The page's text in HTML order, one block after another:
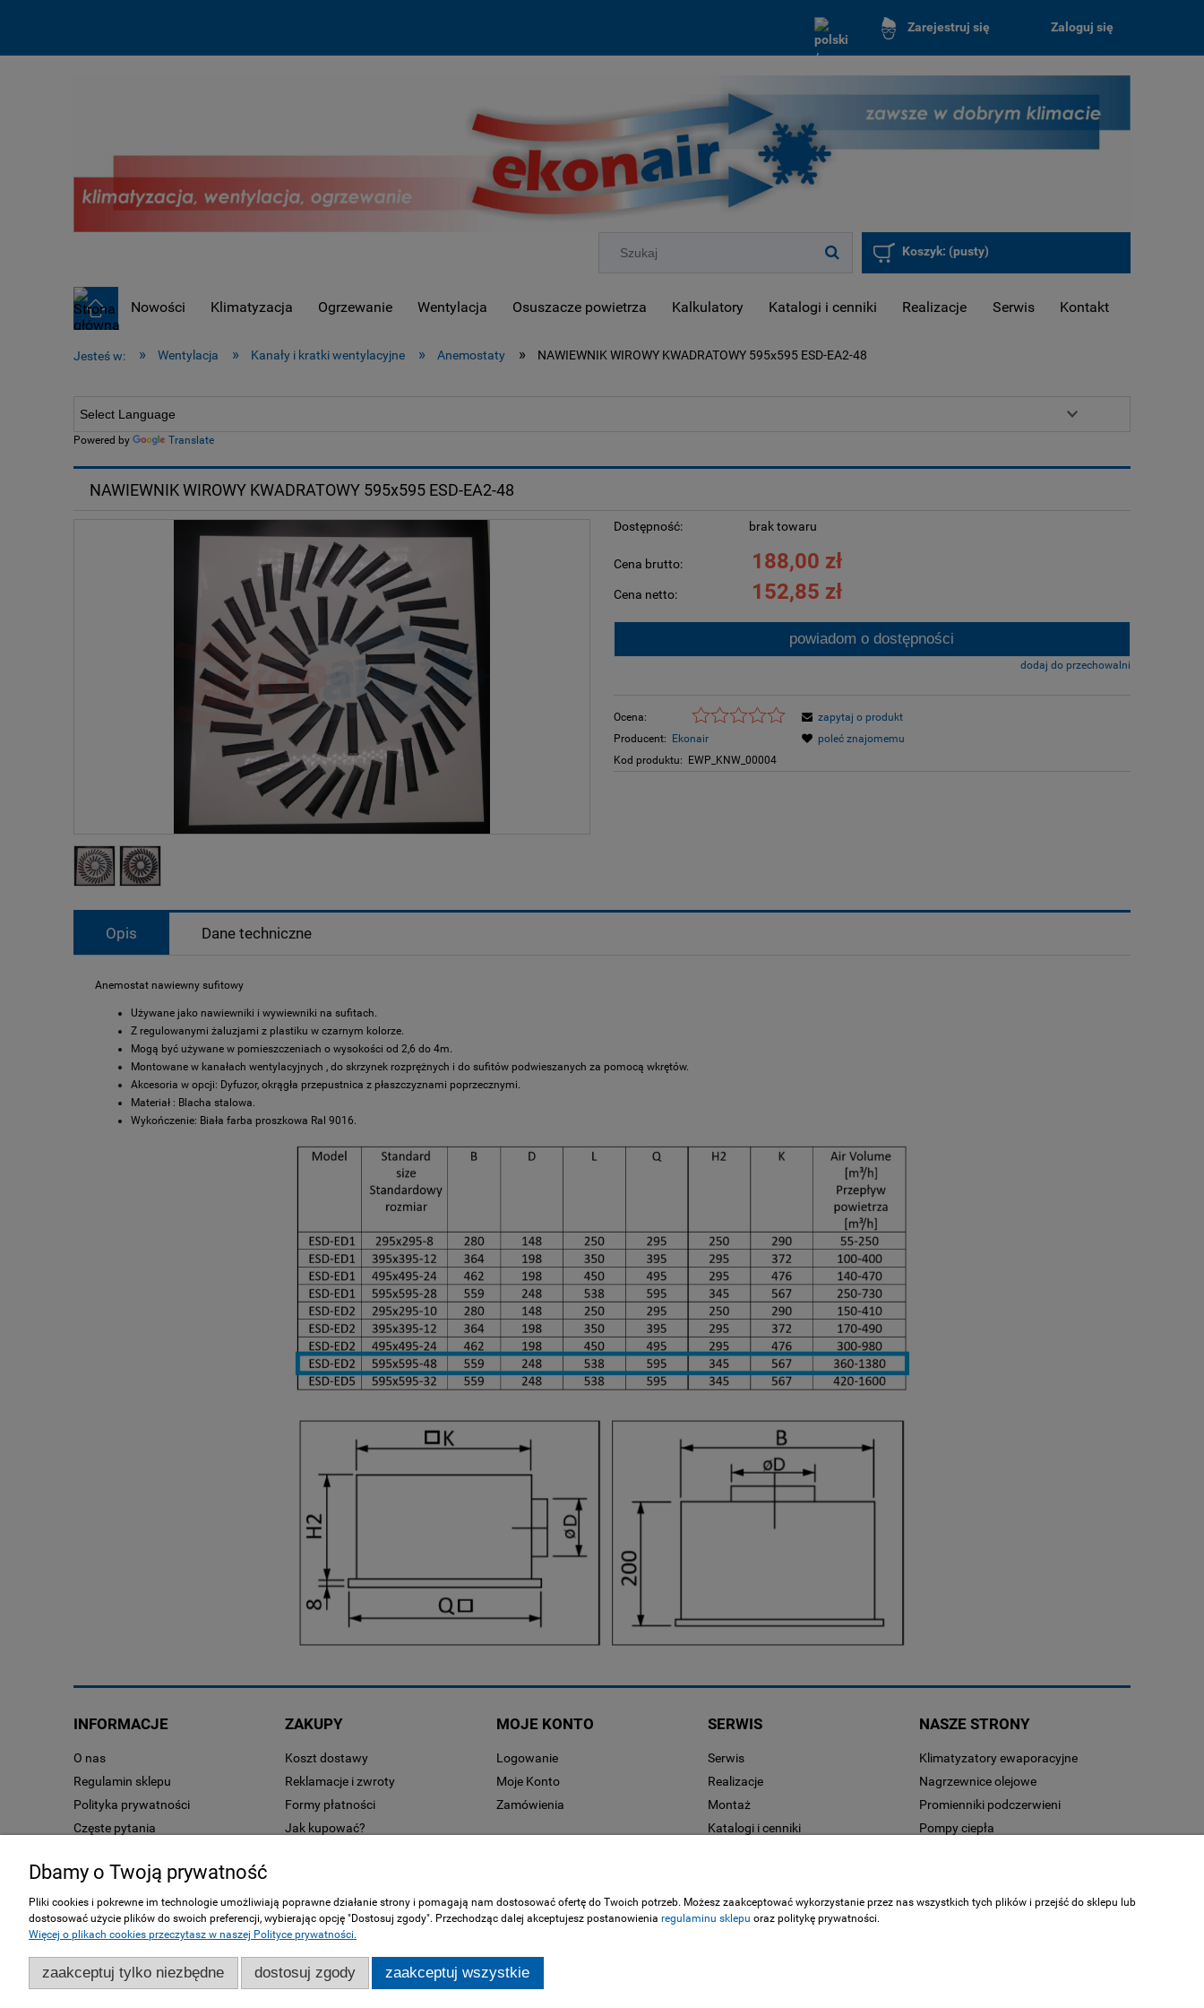
Zarejestruj się Zaloguj się
Koszyk: (pusty)
Nowości Klimatyzacja Ogrzewanie Wentylacja Osuszacze powietrza Kalkulatory Katalogi i cenniki Realizacje Serwis Kontakt
OUTLET !
Jesteś w: » Wentylacja » Kanały i kratki wentylacyjne » Anemostaty » NAWIEWNIK WIROWY KWADRATOWY 595x595 ESD-EA2-48
Powered by Translate
NAWIEWNIK WIROWY KWADRATOWY 595x595 ESD-EA2-48
Dostępność: brak towaru
Cena brutto: 188,00 zł
Cena netto: 152,85 zł
powiadom o dostępności
dodaj do przechowalni
Ocena:
Producent: Ekonair
Kod produktu: EWP_KNW_00004
zapytaj o produkt
poleć znajomemu
Opis Dane techniczne
Anemostat nawiewny sufitowy
Używane jako nawiewniki i wywiewniki na sufitach.
Z regulowanymi żaluzjami z plastiku w czarnym kolorze.
Mogą być używane w pomieszczeniach o wysokości od 2,6 do 4m.
Montowane w kanałach wentylacyjnych , do skrzynek rozprężnych i do sufitów podwieszanych za pomocą wkrętów.
Akcesoria w opcji: Dyfuzor, okrągła przepustnica z płaszczyznami poprzecznymi.
Materiał : Blacha stalowa.
Wykończenie: Biała farba proszkowa Ral 9016.
INFORMACJE
O nas
Regulamin sklepu
Polityka prywatności
Częste pytania
RODO
Publikacje
ZAKUPY
Koszt dostawy
Reklamacje i zwroty
Formy płatności
Jak kupować?
MOJE KONTO
Logowanie
Moje Konto
Zamówienia
SERWIS
Serwis
Realizacje
Montaż
Katalogi i cenniki
NASZE STRONY
Klimatyzatory ewaporacyjne
Nagrzewnice olejowe
Promienniki podczerwieni
Pompy ciepła
Dbamy o Twoją prywatność
Pliki cookies i pokrewne im technologie umożliwiają poprawne działanie strony i pomagają nam dostosować ofertę do Twoich potrzeb. Możesz zaakceptować wykorzystanie przez nas wszystkich tych plików i przejść do sklepu lub
dostosować użycie plików do swoich preferencji, wybierając opcję "Dostosuj zgody". Przechodząc dalej akceptujesz postanowienia regulaminu sklepu oraz politykę prywatności.
Więcej o plikach cookies przeczytasz w naszej Polityce prywatności.
zaakceptuj tylko niezbędne dostosuj zgody zaakceptuj wszystkie